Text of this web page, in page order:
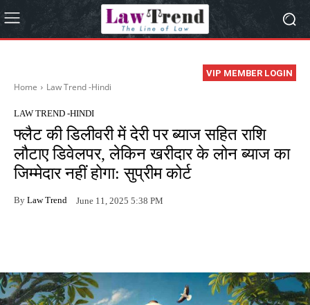
VIP MEMBER LOGIN
Home Law Trend -Hindi
LAW TREND -HINDI
फ्लैट की डिलीवरी में देरी पर ब्याज सहित राशि
लौटाए डिवेलपर, लेकिन खरीदार के लोन ब्याज का
जिम्मेदार नहीं होगा: सुप्रीम कोर्ट
By Law Trend June 11, 2025 5:38 PM